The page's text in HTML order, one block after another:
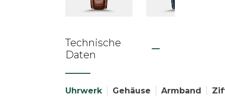
Technische
Daten
Uhrwerk Gehäuse Armband